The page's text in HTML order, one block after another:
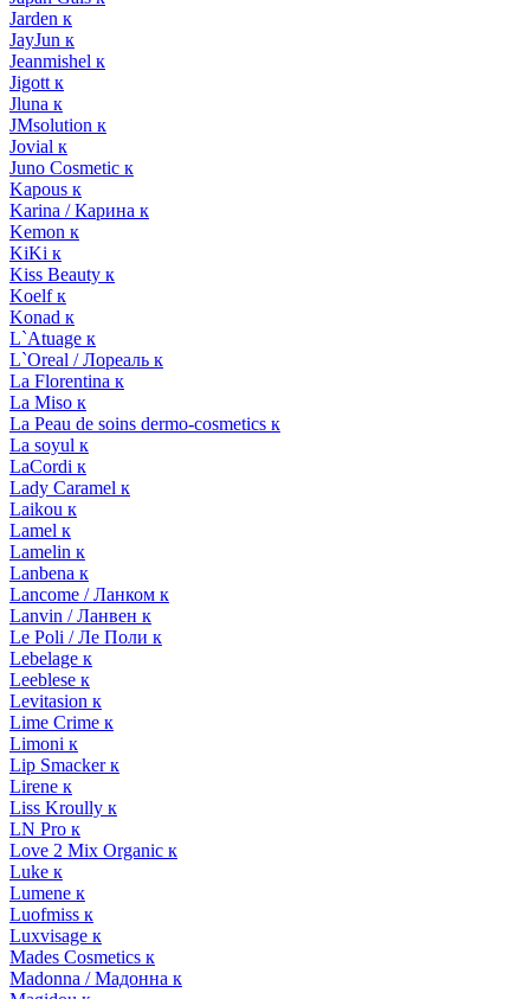
Jarden к
JayJun к
Jeanmishel к
Jigott к
Jluna к
JMsolution к
Jovial к
Juno Cosmetic к
Kapous к
Karina / Карина к
Kemon к
KiKi к
Kiss Beauty к
Koelf к
Konad к
L`Atuage к
L`Oreal / Лореаль к
La Florentina к
La Miso к
La Peau de soins dermo-cosmetics к
La soyul к
LaCordi к
Lady Caramel к
Laikou к
Lamel к
Lamelin к
Lanbena к
Lancome / Ланком к
Lanvin / Ланвен к
Le Poli / Ле Поли к
Lebelage к
Leeblese к
Levitasion к
Lime Crime к
Limoni к
Lip Smacker к
Lirene к
Liss Kroully к
LN Pro к
Love 2 Mix Organic к
Luke к
Lumene к
Luofmiss к
Luxvisage к
Mades Cosmetics к
Madonna / Мадонна к